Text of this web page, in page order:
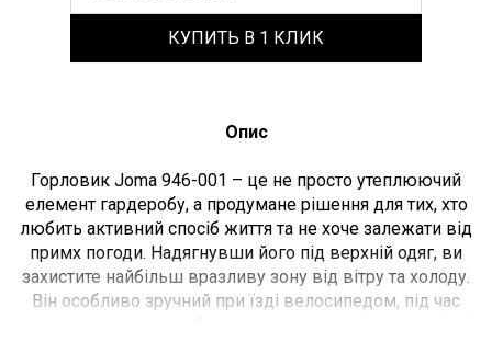
Опис
Горловик Joma 946-001 – це не просто утеплюючий
елемент гардеробу, а продумане рішення для тих, хто
любить активний спосіб життя та не хоче залежати від
примх погоди. Надягнувши його під верхній одяг, ви
захистите найбільш вразливу зону від вітру та холоду.
Він особливо зручний при їзді велосипедом, під час